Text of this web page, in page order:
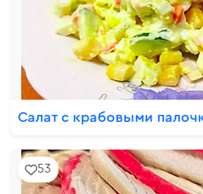
Салат с крабовыми
53